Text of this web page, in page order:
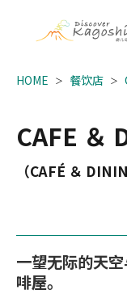
HOME 餐饮店
CAFE ＆
（CAFÉ ＆
一望无际的天
啡屋。